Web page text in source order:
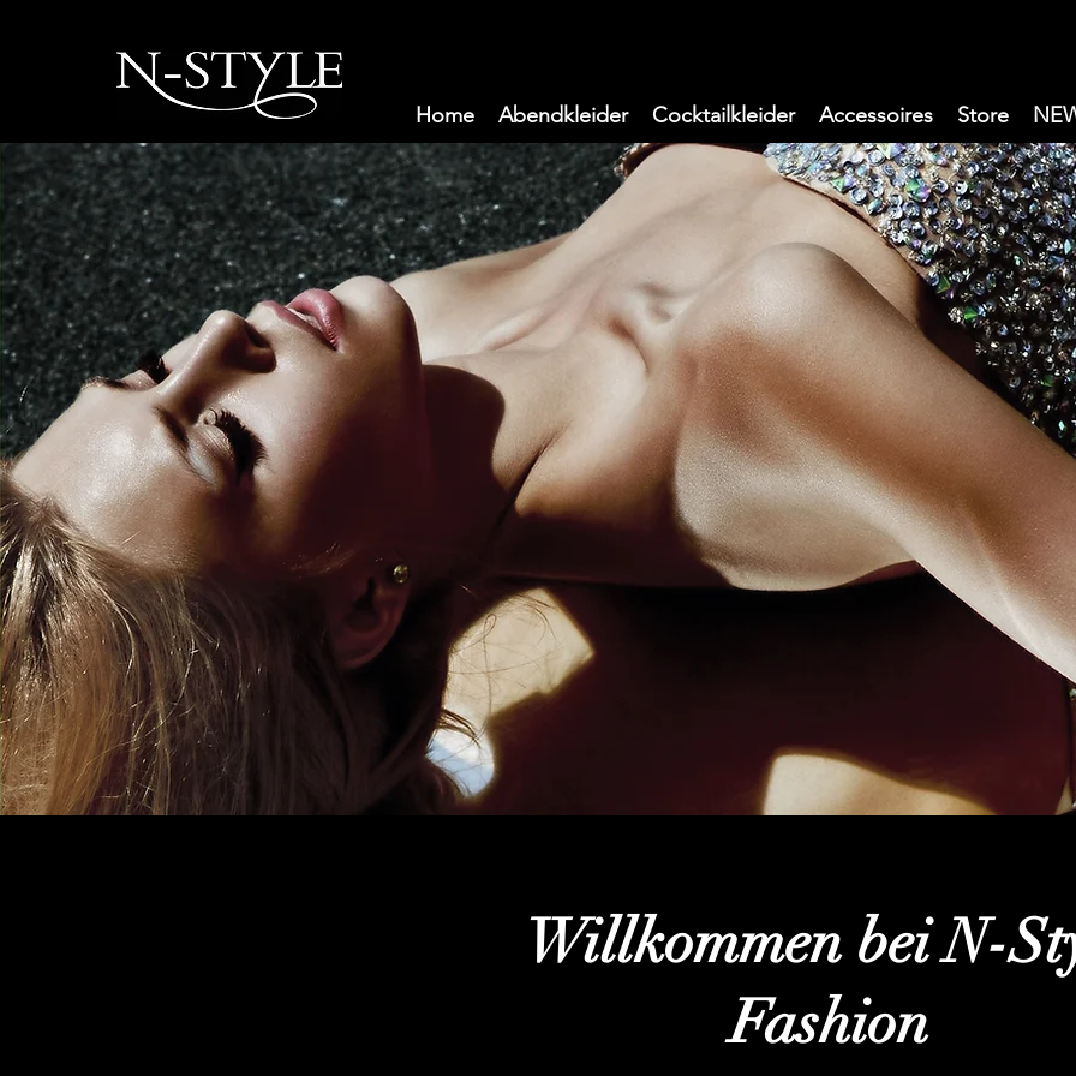
Home Abendkleider Cocktailkleider Accessoires Store
Willkommen bei N-
Fashion